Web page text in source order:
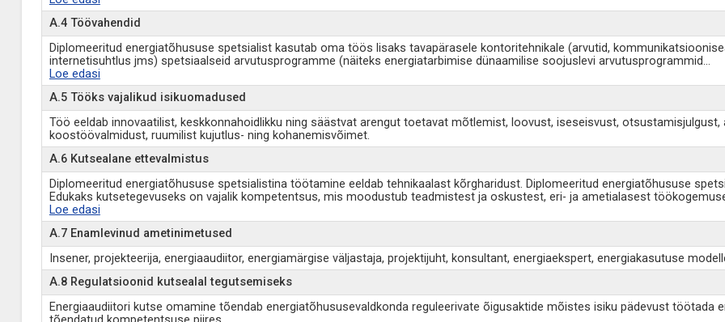
A.4 Töövahendid
Diplomeeritud energiatõhususe spetsialist kasutab oma töös lisaks tavapärasele kontoritehnikale (arvutid,
internetisuhtlus jms) spetsiaalseid arvutusprogramme (näiteks energiatarbimise dünaamilise soojuslevi arvutusprogrammid...
Loe edasi
A.5 Tööks vajalikud isikuomadused
Töö eeldab innovaatilist, keskkonnahoidlikku ning säästvat arengut toetavat mõtlemist, loovust, iseseisvust,
koostöövalmidust, ruumilist kujutlus- ning kohanemisvõimet.
A.6 Kutsealane ettevalmistus
Diplomeeritud energiatõhususe spetsialistina töötamine eeldab tehnikaalast kõrgharidust. Diplomeeritud energiatõhususe
Edukaks kutsetegevuseks on vajalik kompetentsus, mis moodustub teadmistest ja oskustest, eri- ja ametialasest
Loe edasi
A.7 Enamlevinud ametinimetused
Insener, projekteerija, energiaaudiitor, energiamärgise väljastaja, projektijuht, konsultant, energiaekspert, energiakasutuse
A.8 Regulatsioonid kutsealal tegutsemiseks
Energiaaudiitori kutse omamine tõendab energiatõhususevaldkonda reguleerivate õigusaktide mõistes isiku pädevust töötada